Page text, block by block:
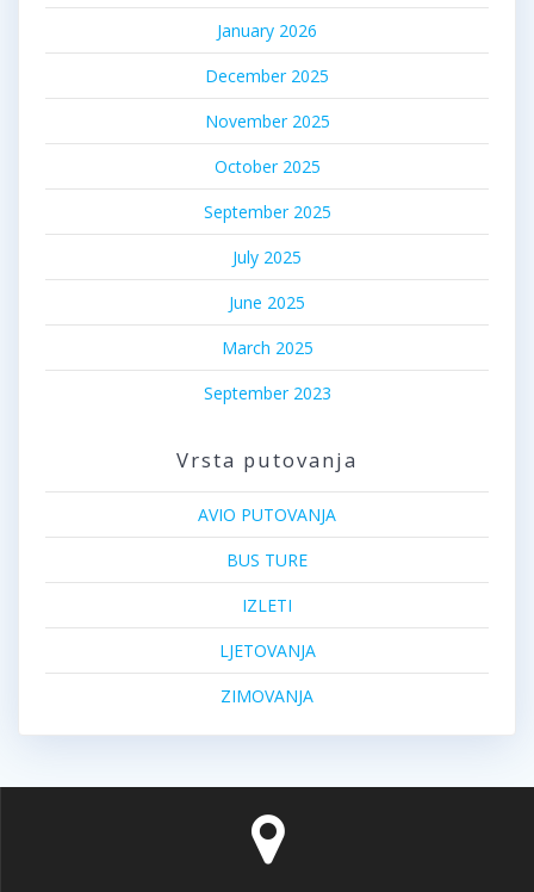
January 2026
December 2025
November 2025
October 2025
September 2025
July 2025
June 2025
March 2025
September 2023
Vrsta putovanja
AVIO PUTOVANJA
BUS TURE
IZLETI
LJETOVANJA
ZIMOVANJA